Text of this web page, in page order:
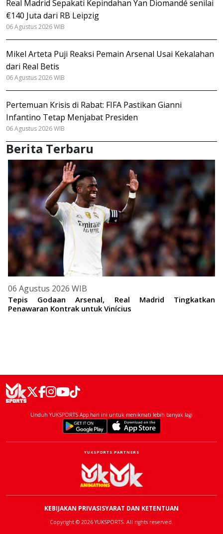
Real Madrid Sepakati Kepindahan Yan Diomandé senilai
€140 Juta dari RB Leipzig
06 Agustus 2026 WIB
Mikel Arteta Puji Reaksi Pemain Arsenal Usai Kekalahan
dari Real Betis
06 Agustus 2026 WIB
Pertemuan Krisis di Rabat: FIFA Pastikan Gianni
Infantino Tetap Menjabat Presiden
06 Agustus 2026 WIB
Berita Terbaru
06 Agustus 2026 WIB
Tepis Godaan Arsenal, Real Madrid Tingkatkan
Penawaran Kontrak untuk Vinícius
Unduh YUKSPORTS App hari ini untuk menikmati lebih banyak lagi
YUKSPORTS PARTNERS
KEBIJAKAN PRIVASISYARAT DAN KETENTUAN
Copyright © 2026 YUKSPORTS. All rights reserved.